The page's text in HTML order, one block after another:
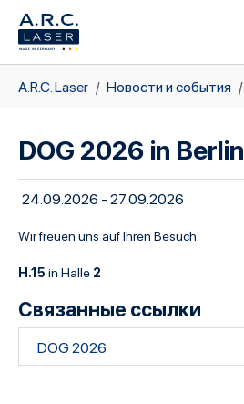
Перейти к основному содержимому
Вы здесь:
A.R.C. Laser Новости и события
DOG 2026 in Berlin
24.09.2026 - 27.09.2026
Wir freuen uns auf Ihren Besuch:
H.15in Halle2
Связанные ссылки
DOG 2026